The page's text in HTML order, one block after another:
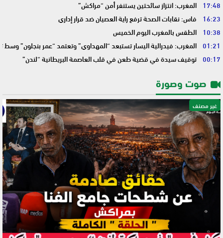
17:48 المغرب: انتزاز سائحتين يستنفر أمن “مراكش”
16:23 فاس: نقابات الصحة ترفع راية العصيان ضد قرار إداري
10:38 الطقس بالمغرب اليوم الخميس
01:21 المغرب: فيدرالية اليسار تستبعد “المهداوي” وتعتمد “عمر بنجلون”
00:17 توقيف سيدة في قضية طعن في قلب العاصمة البريطانية “لندن”
صوت وصورة
غير مصنف